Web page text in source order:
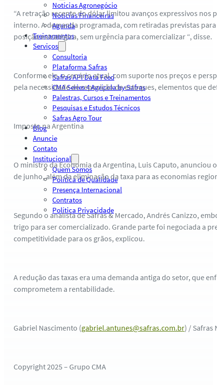
Notícias Agronegócio
Notícias Financeiras
Agenda
Treinamentos
Serviços
Consultoria
Plataforma Safras
Safras API Data Feed
CMA Series 4 Agrícola by Safras
Palestras, Cursos e Treinamentos
Pesquisas e Estudos Técnicos
Safras Agro Tour
Blog
Anuncie
Contato
Institucional
Quem Somos
Política de Qualidade
Presença Internacional
Contratos
Política Privacidade
“A retração recente do dólar limitou avanços expressivos
interno. A demanda programada, com retiradas previstas
posição estratégica, sem urgência para comercializar “, disse.
Conforme ele, o cenário atual, com suporte nos preços e
pela necessidade de reposição de estoques, elementos que
Imposto na Argentina
O ministro da Economia da Argentina, Luis Caputo,
de junho, além da eliminação da taxa para as economias
Segundo o analista de Safras & Mercado, Andrés Canizzo,
trigo para ser comercializado. Grande parte foi negociada a
competitividade para os grãos, explicou.
A redução das taxas era uma demanda antiga do setor, que
comprometem a rentabilidade.
Gabriel Nascimento (gabriel.antunes@safras.com.br) / Safras
Copyright 2025 – Grupo CMA